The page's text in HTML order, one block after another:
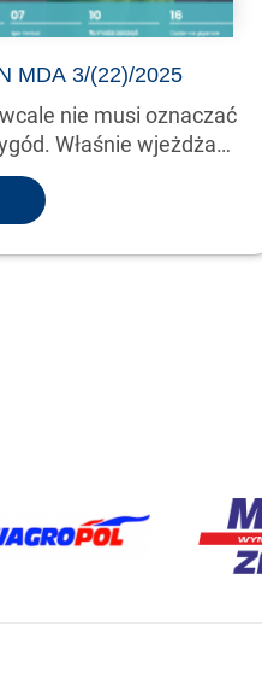
MDA 3/(22)/2025
nie musi oznaczać
Właśnie wjeżdża